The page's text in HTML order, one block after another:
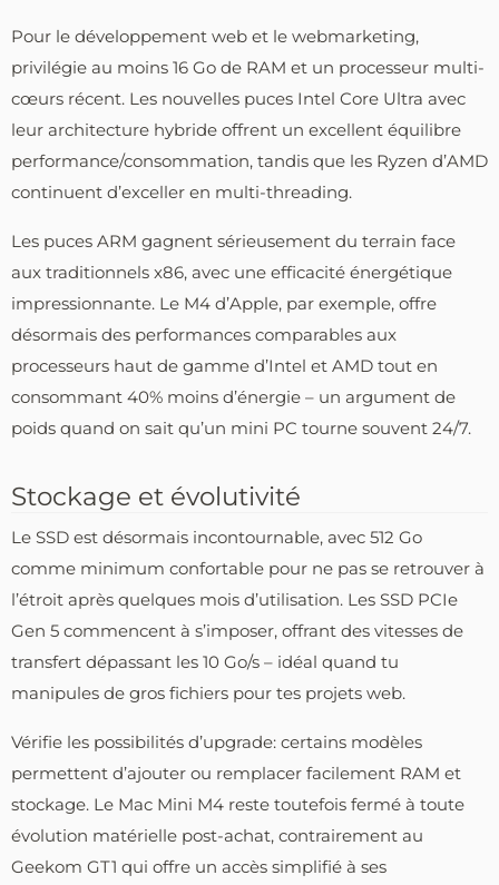
Pour le développement web et le webmarketing,
privilégie au moins 16 Go de RAM et un processeur multi-
cœurs récent. Les nouvelles puces Intel Core Ultra avec
leur architecture hybride offrent un excellent équilibre
performance/consommation, tandis que les Ryzen d’AMD
continuent d’exceller en multi-threading.
Les puces ARM gagnent sérieusement du terrain face
aux traditionnels x86, avec une efficacité énergétique
impressionnante. Le M4 d’Apple, par exemple, offre
désormais des performances comparables aux
processeurs haut de gamme d’Intel et AMD tout en
consommant 40% moins d’énergie – un argument de
poids quand on sait qu’un mini PC tourne souvent 24/7.
Stockage et évolutivité
Le SSD est désormais incontournable, avec 512 Go
comme minimum confortable pour ne pas se retrouver à
l’étroit après quelques mois d’utilisation. Les SSD PCIe
Gen 5 commencent à s’imposer, offrant des vitesses de
transfert dépassant les 10 Go/s – idéal quand tu
manipules de gros fichiers pour tes projets web.
Vérifie les possibilités d’upgrade: certains modèles
permettent d’ajouter ou remplacer facilement RAM et
stockage. Le Mac Mini M4 reste toutefois fermé à toute
évolution matérielle post-achat, contrairement au
Geekom GT1 qui offre un accès simplifié à ses